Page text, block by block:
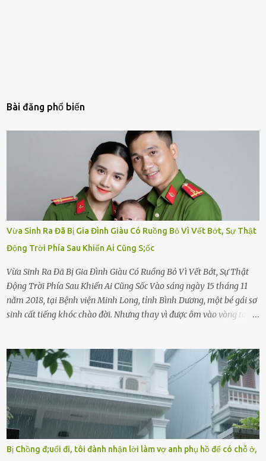
Bài đăng phổ biến
Vừa Sinh Ra Đã Bị Gia Đình Giàu Có Ruồng Bỏ Vì Vết Bớt, Sự Thật
Động Trời Phía Sau Khiến Ai Cũng S;ốc
Vừa Sinh Ra Đã Bị Gia Đình Giàu Có Ruồng Bỏ Vì Vết Bớt, Sự Thật
Động Trời Phía Sau Khiến Ai Cũng Sốc Vào sáng ngày 15 tháng 11
năm 2018, tại Bệnh viện Minh Long, tỉnh Bình Dương, một bé gái sơ
sinh cất tiếng khóc chào đời. Nhưng thay vì được ôm vào vòng tay
hảo, địa vị cao sang của ông Trần Quốc Tùng xem như điềm gở. Ông
Tùng, một doanh nhân quyền lực có tiếng ở Bình Dương, cùng vợ là
bà Đỗ Thị Nga, lập tức ra quyết định nhẫn tâm: bỏ lại đứa trẻ. Họ
viện cớ “không đủ khả năng nuôi dưỡng” và ký vào giấy từ chối
quyền giám hộ, yêu cầu bệnh viện xử lý bé như một trường hợp bị
bỏ rơi. Trong khi ấy, con gái ruột của họ – Trần Lệ Mi – vẫn đang
mê man sau sinh, hoàn toàn không hay biết chuyện gì xảy ra.
Thiếu úy Nguyễn Thị Mai, một nữ cảnh sát công tác tại địa phương,
Bị Chồng đ;uổi đi, tôi đành nhận lời làm vợ anh phụ hồ để có chỗ ở,